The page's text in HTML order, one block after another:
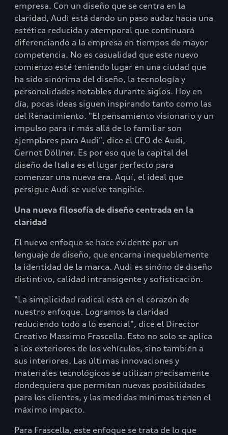
empresa. Con un diseño que se centra en la
claridad, Audi está dando un paso audaz hacia una
estética reducida y atemporal que continuará
diferenciando a la empresa en tiempos de mayor
competencia. No es casualidad que este nuevo
comienzo esté teniendo lugar en una ciudad que
ha sido sinórima del diseño, la tecnología y
personalidades notables durante siglos. Hoy en
día, pocas ideas siguen inspirando tanto como las
del Renacimiento. "El pensamiento visionario y un
impulso para ir más allá de lo familiar son
ejemplares para Audi", dice el CEO de Audi,
Gernot Döllner. Es por eso que la capital del
diseño de Italia es el lugar perfecto para
comenzar una nueva era. Aquí, el ideal que
persigue Audi se vuelve tangible.
Una nueva filosofía de diseño centrada en la
claridad
El nuevo enfoque se hace evidente por un
lenguaje de diseño, que encarna inequeblemente
la identidad de la marca. Audi es sinóno de diseño
distintivo, calidad intransigente y sofisticación.
"La simplicidad radical está en el corazón de
nuestro enfoque. Logramos la claridad
reduciendo todo a lo esencial", dice el Director
Creativo Massimo Frascella. Esto no solo se aplica
a los exteriores de los vehículos, sino también a
sus interiores. Las últimas innovaciones y
materiales tecnológicos se utilizan precisamente
dondequiera que permitan nuevas posibilidades
para los clientes, y las medidas mínimas tienen el
máximo impacto.
Para Frascella, este enfoque se trata de lo que